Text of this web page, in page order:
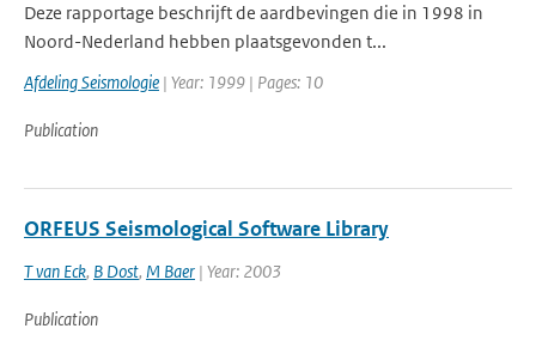
Deze rapportage beschrijft de aardbevingen die in 1998 in
Noord-Nederland hebben plaatsgevonden t...
Afdeling Seismologie | Year: 1999 | Pages: 10
Publication
ORFEUS Seismological Software Library
T van Eck, B Dost, M Baer | Year: 2003
Publication